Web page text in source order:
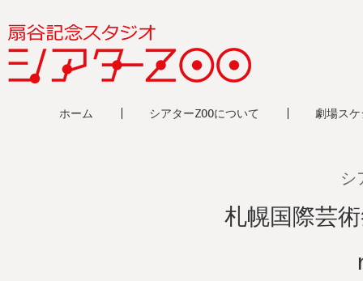
ホーム シアターZOOについて 劇場ス
札幌国際芸
シ